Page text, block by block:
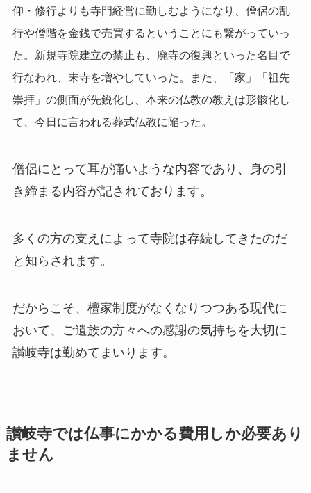
仰・修行よりも寺門経営に勤しむようになり、僧侶の乱
行や僧階を金銭で売買するということにも繋がっていっ
た。 新規寺院建立の禁止も、廃寺の復興といった名目で
行なわれ、末寺を増やしていった。また、「家」「祖先
崇拝」の側面が先鋭化し、 本来の仏教の教えは形骸化し
て、今日に言われる葬式仏教に陥った。
僧侶にとって耳が痛いような内容であり、身の引
き締まる内容が記されております。
多くの方の支えによって寺院は存続してきたのだ
と知らされます。
だからこそ、檀家制度がなくなりつつある現代に
おいて、ご遺族の方々への感謝の気持ちを大切に
讃岐寺は勤めてまいります。
讃岐寺では仏事にかかる費用しか必要あり
ません